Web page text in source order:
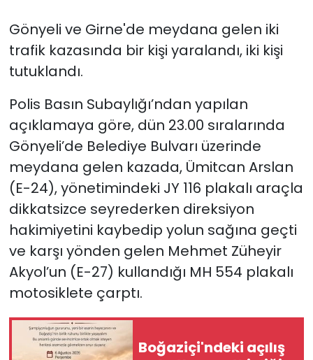
Gönyeli ve Girne'de meydana gelen iki
trafik kazasında bir kişi yaralandı, iki kişi
tutuklandı.
Polis Basın Subaylığı’ndan yapılan
açıklamaya göre, dün 23.00 sıralarında
Gönyeli’de Belediye Bulvarı üzerinde
meydana gelen kazada, Ümitcan Arslan
(E-24), yönetimindeki JY 116 plakalı araçla
dikkatsizce seyrederken direksiyon
hakimiyetini kaybedip yolun sağına geçti
ve karşı yönden gelen Mehmet Züheyir
Akyol’un (E-27) kullandığı MH 554 plakalı
motosiklete çarptı.
Boğaziçi'ndeki açılış
Otomobil Dünyası
Politika
Spor
Teknoloji
TÜRKiYE
Video Galeri
YAŞAM